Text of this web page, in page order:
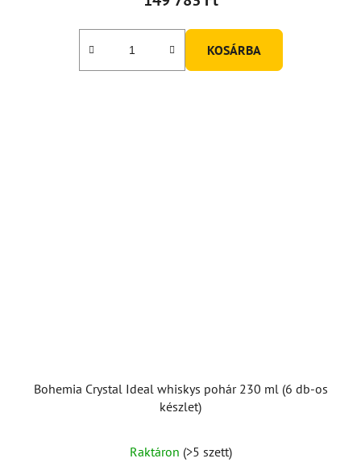
KOSÁRBA
Bohemia Crystal Ideal whiskys pohár 230 ml (6 db-os
készlet)
Raktáron (>5 szett)